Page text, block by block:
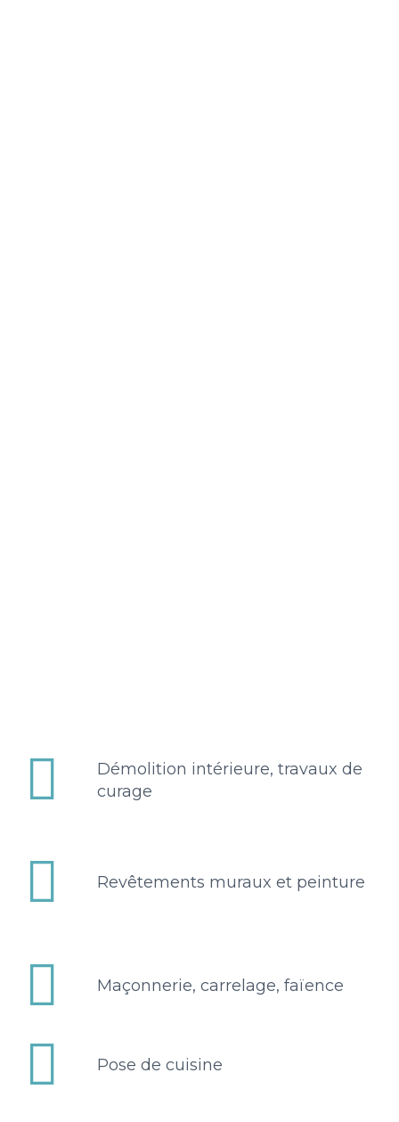


Démolition intérieure, travaux de
curage

 Revêtements muraux et peinture

 Maçonnerie, carrelage, faïence

 Pose de cuisine